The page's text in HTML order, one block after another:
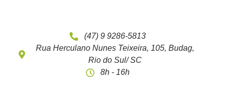
(47) 9 9286-5813
Rua Herculano Nunes Teixeira, 105, Budag,
Rio do Sul/ SC
8h - 16h